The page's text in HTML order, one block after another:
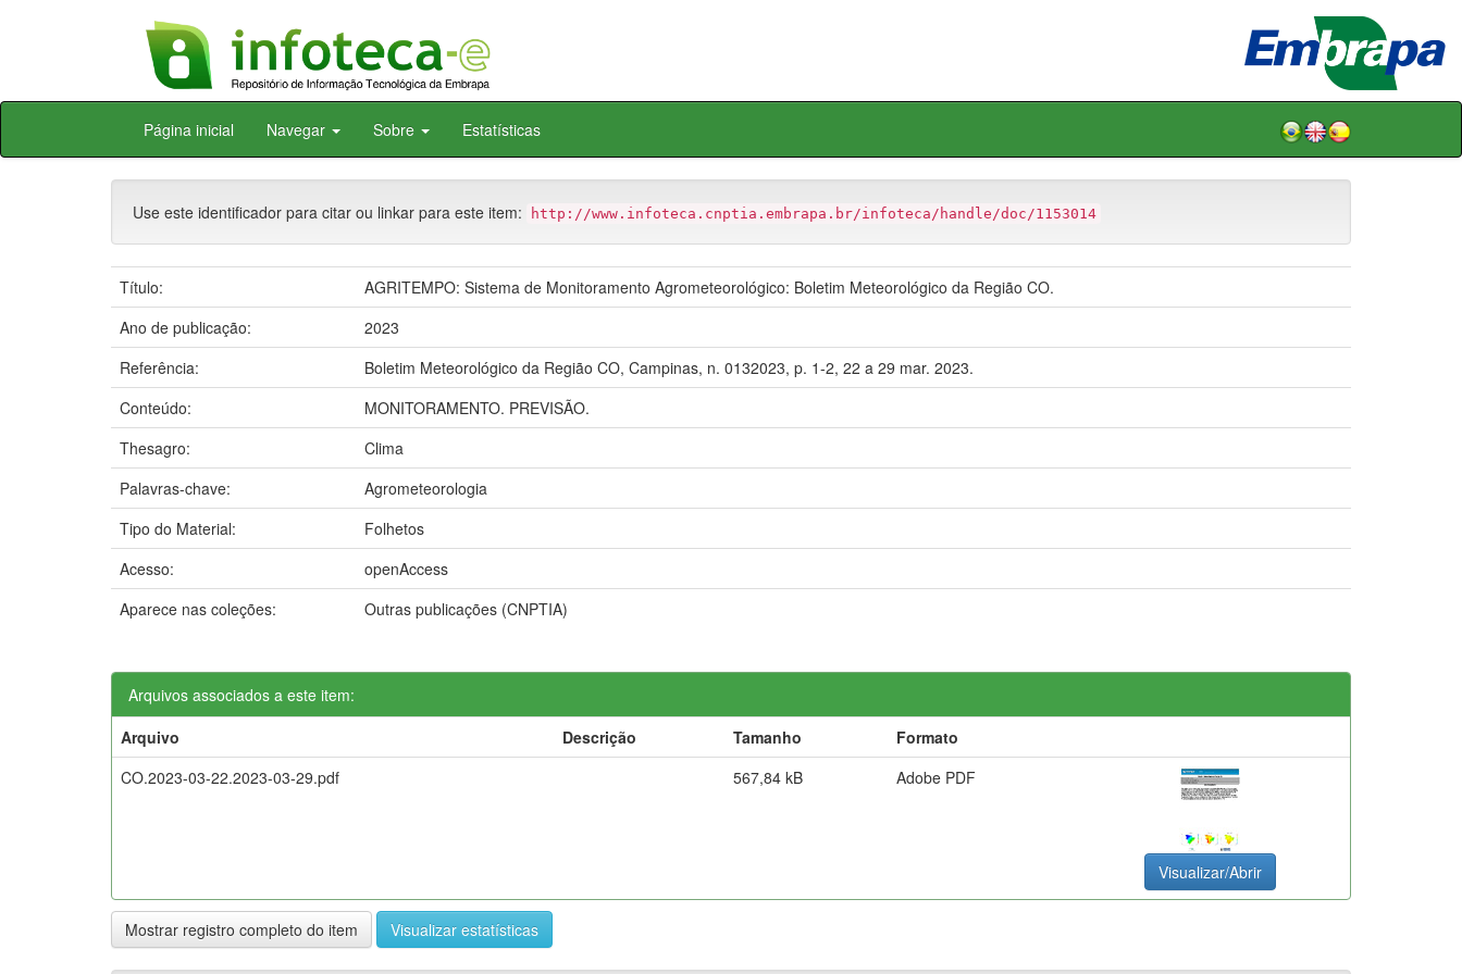
Skip
Página inicial Navegar Sobre Estatísticas
Use este identificador para citar ou linkar para este item: http://www.infoteca.cnptia.embrapa.br/infoteca/handle/doc/1153014
Título:
AGRITEMPO: Sistema de Monitoramento Agrometeorológico: Boletim Meteorológico da Região CO.
Ano de publicação:
2023
Referência:
Boletim Meteorológico da Região CO, Campinas, n. 0132023, p. 1-2, 22 a 29 mar. 2023.
Conteúdo:
MONITORAMENTO. PREVISÃO.
Thesagro:
Clima
Palavras-chave:
Agrometeorologia
Tipo do Material:
Folhetos
Acesso:
openAccess
Aparece nas coleções:
Outras publicações (CNPTIA)
Arquivos associados a este item:
Arquivo
Descrição Tamanho
Formato
CO.2023-03-22.2023-03-29.pdf
567,84 kB Adobe PDF
Visualizar/Abrir
Mostrar registro completo do item Visualizar estatísticas